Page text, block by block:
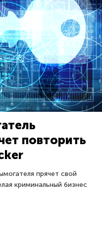
повторить
прячет свой
криминальный бизнес